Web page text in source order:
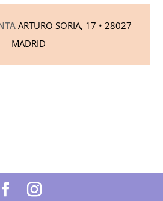
ARTURO SORIA, 17 • 28027
MADRID